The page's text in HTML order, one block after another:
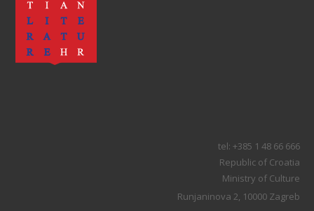
tel: +385 1 48 66 666
Republic of Croatia
Ministry of Culture
Runjaninova 2, 10000 Zagreb